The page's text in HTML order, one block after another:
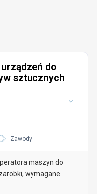
do
sztucznych
Zawody
maszyn do
wymagane